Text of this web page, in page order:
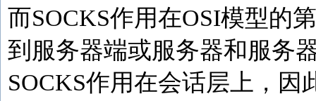
而SOCKS作用在OSI模型的
到服务器端或服务器和服务
SOCKS作用在会话层上，